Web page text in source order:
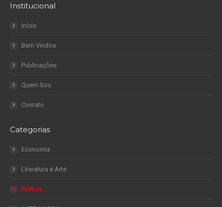
Institucional
Início
Bem Vindos
Publicações
Quem Sou
Contato
Categorias
Economia
Literatura e Arte
Política